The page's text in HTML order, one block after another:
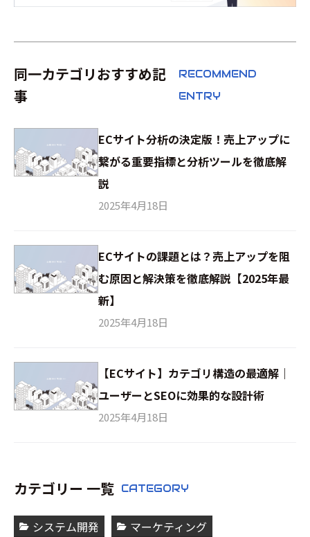
同一カテゴリおすすめ記
事
RECOMMEND
ENTRY
ECサイト分析の決定版！売上アップに
繋がる重要指標と分析ツールを徹底解
説
2025年4月18日
ECサイトの課題とは？売上アップを阻
む原因と解決策を徹底解説【2025年最
新】
2025年4月18日
【ECサイト】カテゴリ構造の最適解｜
ユーザーとSEOに効果的な設計術
2025年4月18日
カテゴリー 一覧 CATEGORY
システム開発
マーケティング